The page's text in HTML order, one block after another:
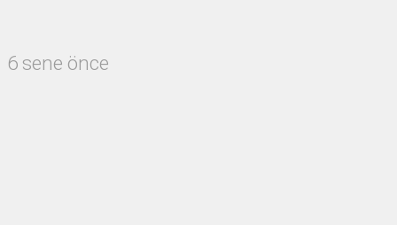
6 sene önce